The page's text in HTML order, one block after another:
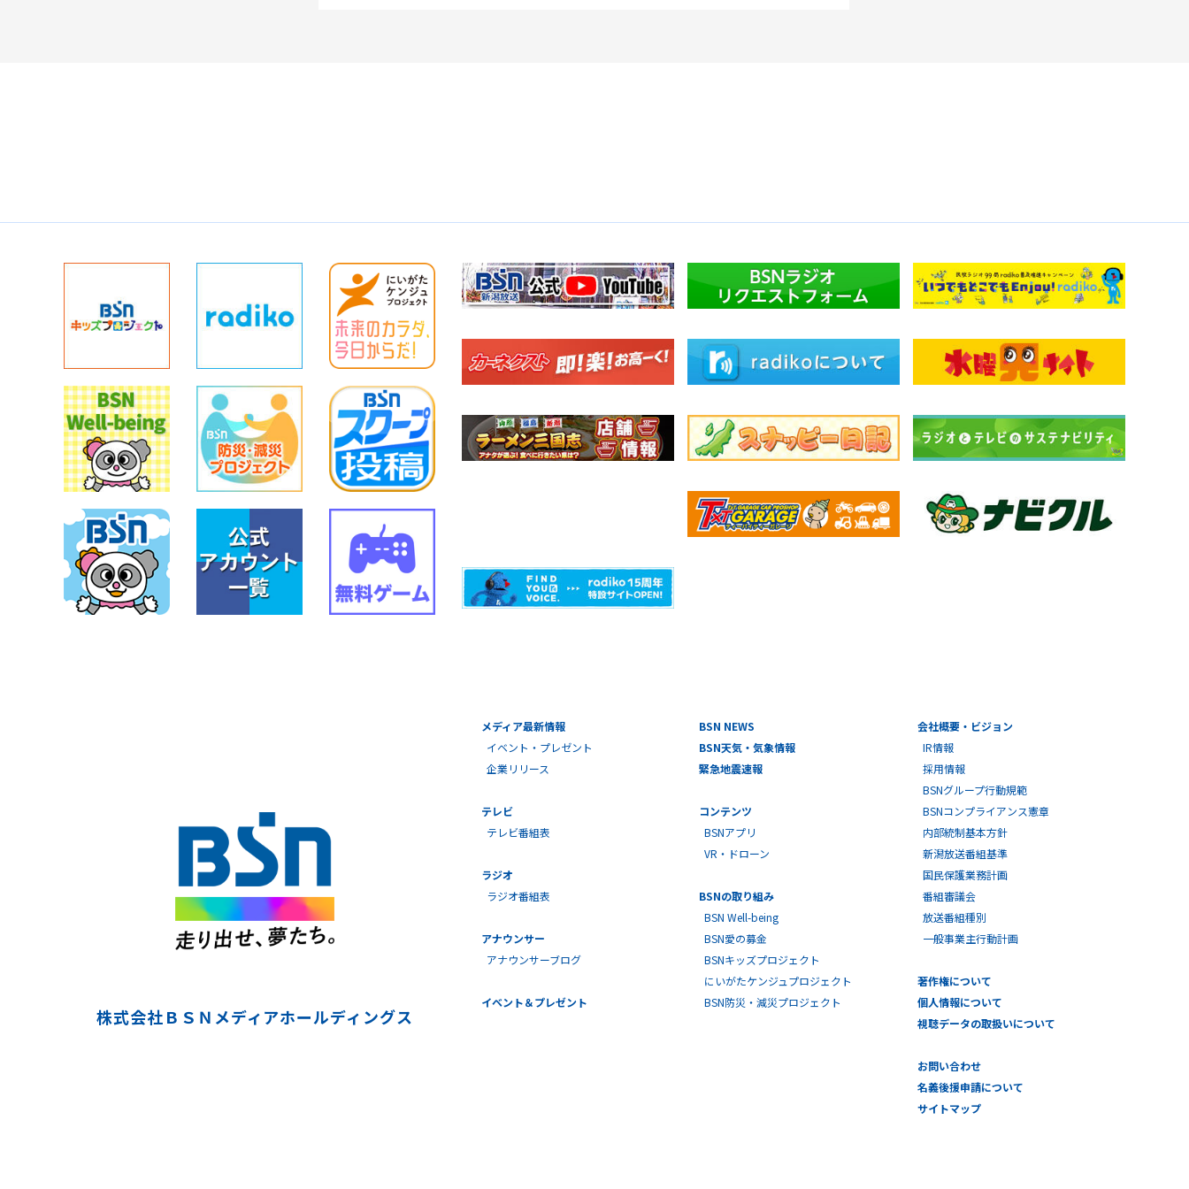
株式会社ＢＳＮメディアホールディングス
メディア最新情報
イベント・プレゼント
企業リリース
テレビ
テレビ番組表
ラジオ
ラジオ番組表
アナウンサー
アナウンサーブログ
イベント＆プレゼント
BSN NEWS
BSN天気・気象情報
緊急地震速報
コンテンツ
BSNアプリ
VR・ドローン
BSNの取り組み
BSN Well-being
BSN愛の募金
BSNキッズプロジェクト
にいがたケンジュプロジェクト
BSN防災・減災プロジェクト
会社概要・ビジョン
IR情報
採用情報
BSNグループ行動規範
BSNコンプライアンス憲章
内部統制基本方針
新潟放送番組基準
国民保護業務計画
番組審議会
放送番組種別
一般事業主行動計画
著作権について
個人情報について
視聴データの取扱いについて
お問い合わせ
名義後援申請について
サイトマップ